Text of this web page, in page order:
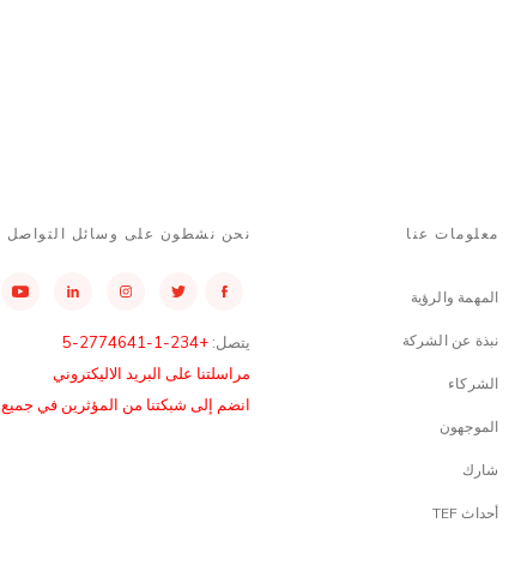
نحن نشطون على وسائل التواصل
يتصل: +234-1-2774641-5
مراسلتنا على البريد الاليكتروني
انضم إلى شبكتنا من المؤثرين في جميع
معلومات عنا
المهمة والرؤية
نبذة عن الشركة
الشركاء
الموجهون
شارك
أحداث TEF